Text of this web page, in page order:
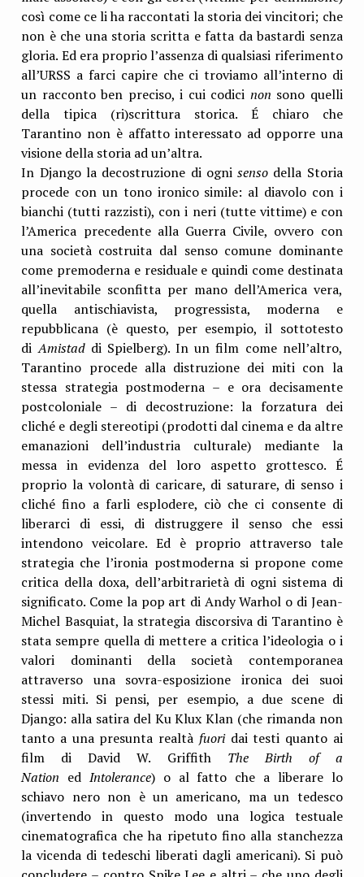
così come ce li ha raccontati la storia dei vincitori; che
non è che una storia scritta e fatta da bastardi senza
gloria. Ed era proprio l’assenza di qualsiasi riferimento
all’URSS a farci capire che ci troviamo all’interno di
un racconto ben preciso, i cui codici non sono quelli
della tipica (ri)scrittura storica. É chiaro che
Tarantino non è affatto interessato ad opporre una
visione della storia ad un’altra.
In Django la decostruzione di ognisenso della Storia
procede con un tono ironico simile: al diavolo con i
bianchi (tutti razzisti), con i neri (tutte vittime) e con
l’America precedente alla Guerra Civile, ovvero con
una società costruita dal senso comune dominante
come premoderna e residuale e quindi come destinata
all’inevitabile sconfitta per mano dell’America vera,
quella antischiavista, progressista, moderna e
repubblicana (è questo, per esempio, il sottotesto
diAmistaddi Spielberg). In un film come nell’altro,
Tarantino procede alla distruzione dei miti con la
stessa strategia postmoderna – e ora decisamente
postcoloniale – di decostruzione: la forzatura dei
cliché e degli stereotipi (prodotti dal cinema e da altre
emanazioni dell’industria culturale) mediante la
messa in evidenza del loro aspetto grottesco. É
proprio la volontà di caricare, di saturare, di senso i
cliché fino a farli esplodere, ciò che ci consente di
liberarci di essi, di distruggere il senso che essi
intendono veicolare. Ed è proprio attraverso tale
strategia che l’ironia postmoderna si propone come
critica della doxa, dell’arbitrarietà di ogni sistema di
significato. Come la pop art di Andy Warhol o di Jean-
Michel Basquiat, la strategia discorsiva di Tarantino è
stata sempre quella di mettere a critica l’ideologia o i
valori dominanti della società contemporanea
attraverso una sovra-esposizione ironica dei suoi
stessi miti. Si pensi, per esempio, a due scene di
Django: alla satira del Ku Klux Klan (che rimanda non
tanto a una presunta realtà fuoridai testi quanto ai
film di David W. Griffith The Birth of a
Nation ed Intolerance) o al fatto che a liberare lo
schiavo nero non è un americano, ma un tedesco
(invertendo in questo modo una logica testuale
cinematografica che ha ripetuto fino alla stanchezza
la vicenda di tedeschi liberati dagli americani). Si può